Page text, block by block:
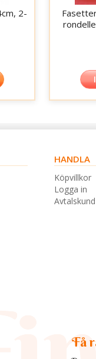
2-
HANDLA
Köpvillkor
Logga in
Avtalskund
Få